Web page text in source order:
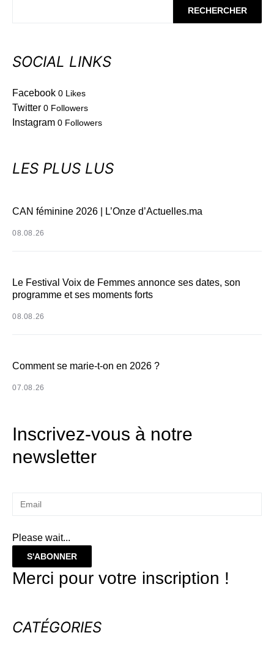
RECHERCHER
SOCIAL LINKS
Facebook 0 Likes
Twitter 0 Followers
Instagram 0 Followers
LES PLUS LUS
CAN féminine 2026 | L’Onze d’Actuelles.ma
08.08.26
Le Festival Voix de Femmes annonce ses dates, son
programme et ses moments forts
08.08.26
Comment se marie-t-on en 2026 ?
07.08.26
Inscrivez-vous à notre
newsletter
Please wait...
S'ABONNER
Merci pour votre inscription !
CATÉGORIES